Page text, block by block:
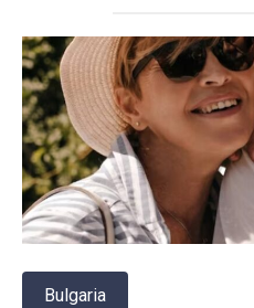
Bulgaria